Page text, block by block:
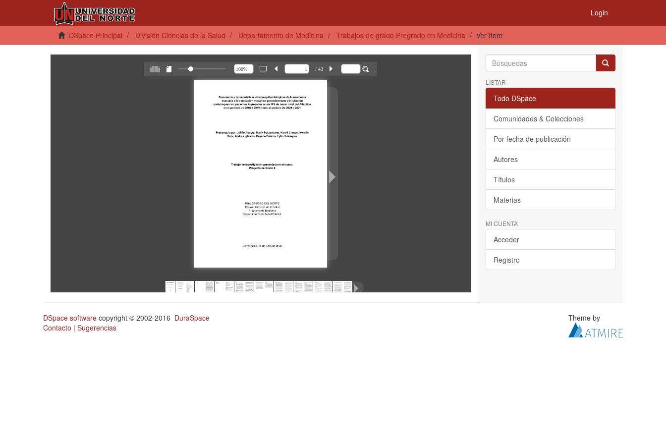
Login
DSpace Principal División Ciencias de la Salud Departamento de Medicina Trabajos de grado Pregrado en Medicina Ver ítem
/ 43
LISTAR
Todo DSpace
Comunidades & Colecciones
Por fecha de publicación
Autores
Títulos
Materias
MI CUENTA
Acceder
Registro
DSpace software copyright © 2002-2016 DuraSpace
Contacto | Sugerencias
Theme by